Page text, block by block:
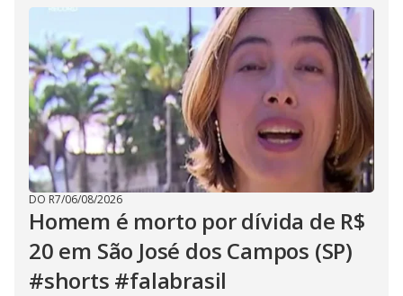
DO R7/06/08/2026
Homem é morto por dívida de R$
20 em São José dos Campos (SP)
#shorts #falabrasil